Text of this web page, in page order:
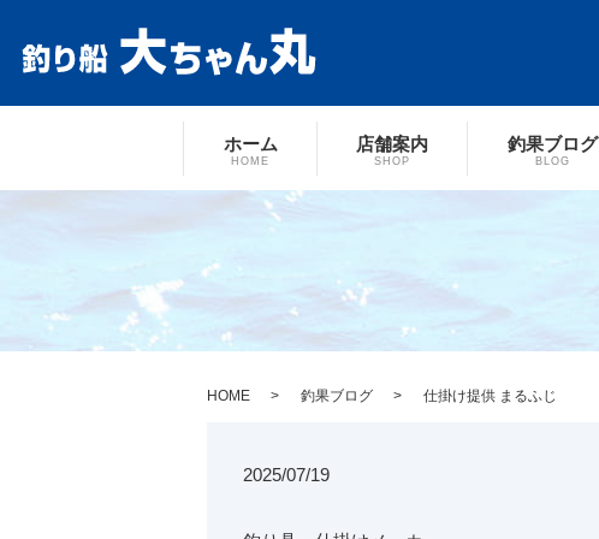
ホーム
HOME
店舗案内
SHOP
釣果ブログ
BLOG
HOME 釣果ブログ 仕掛け提供 まるふじ
2025/07/19